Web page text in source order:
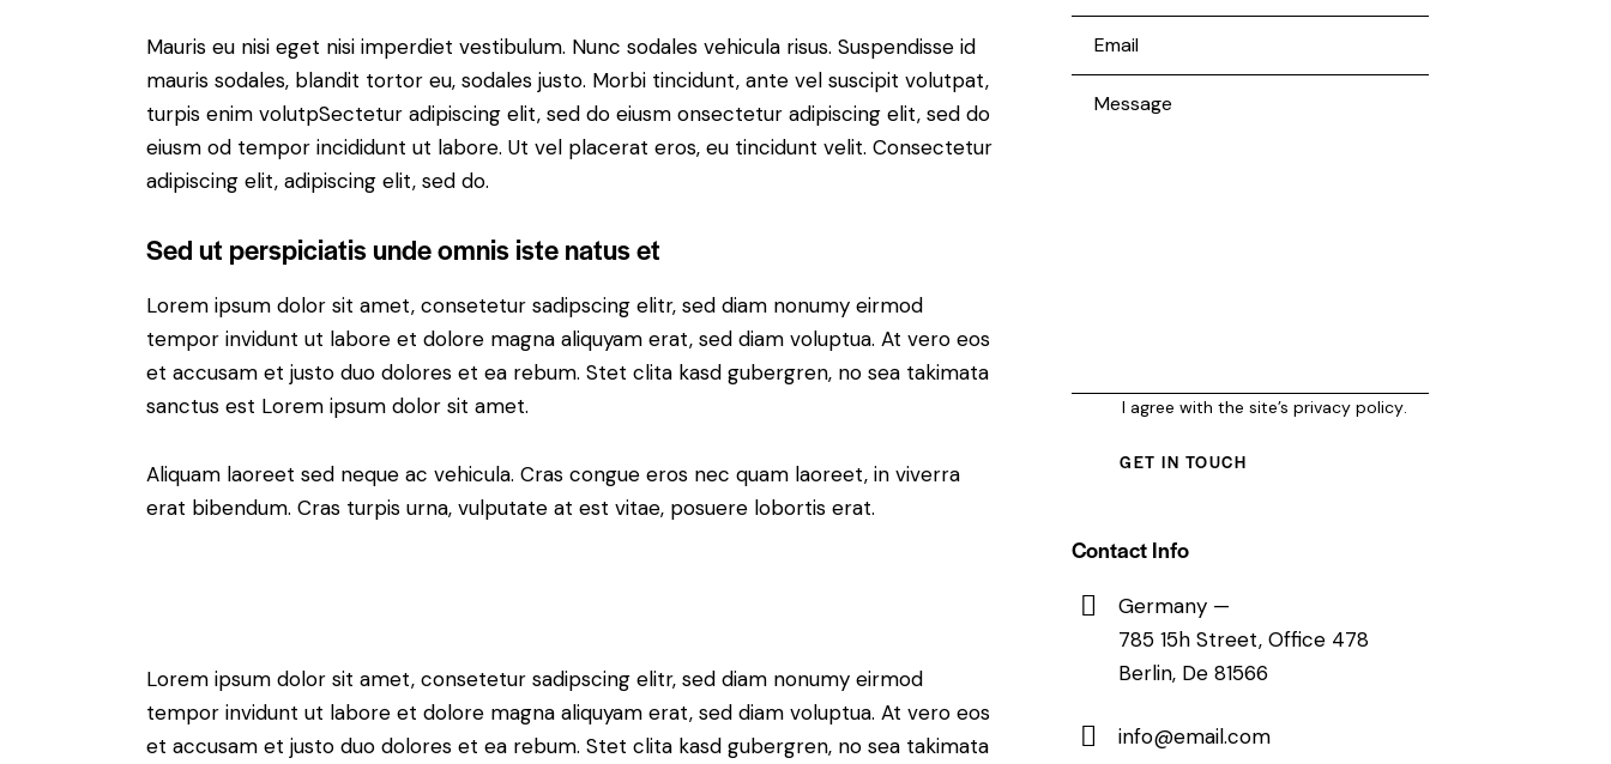
Mauris eu nisi eget nisi imperdiet vestibulum. Nunc sodales vehicula risus. Suspendisse id
mauris sodales, blandit tortor eu, sodales justo. Morbi tincidunt, ante vel suscipit volutpat,
turpis enim volutpSectetur adipiscing elit, sed do eiusm onsectetur adipiscing elit, sed do
eiusm od tempor incididunt ut labore. Ut vel placerat eros, eu tincidunt velit. Consectetur
adipiscing elit, adipiscing elit, sed do.
Sed ut perspiciatis unde omnis iste natus et
Lorem ipsum dolor sit amet, consetetur sadipscing elitr, sed diam nonumy eirmod
tempor invidunt ut labore et dolore magna aliquyam erat, sed diam voluptua. At vero eos
et accusam et justo duo dolores et ea rebum. Stet clita kasd gubergren, no sea takimata
sanctus est Lorem ipsum dolor sit amet.
Aliquam laoreet sed neque ac vehicula. Cras congue eros nec quam laoreet, in viverra
erat bibendum. Cras turpis urna, vulputate at est vitae, posuere lobortis erat.
Lorem ipsum dolor sit amet, consetetur sadipscing elitr, sed diam nonumy eirmod
tempor invidunt ut labore et dolore magna aliquyam erat, sed diam voluptua. At vero eos
et accusam et justo duo dolores et ea rebum. Stet clita kasd gubergren, no sea takimata
I agree with the site’sprivacy policy.
Contact Info
Germany —
785 15h Street, Office 478
Berlin, De 81566
info@email.com